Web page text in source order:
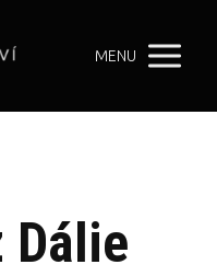
MENU
Dálie